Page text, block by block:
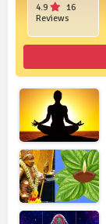
4.9
16
Reviews